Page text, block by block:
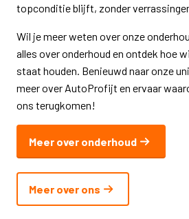
topconditie blijft, zonder
Wil je meer weten over onze
alles over onderhoud en ontdek hoe
staat houden. Benieuwd naar onze
meer over AutoProfijt en ervaar
ons terugkomen!
Meer over onderhoud
Meer over ons